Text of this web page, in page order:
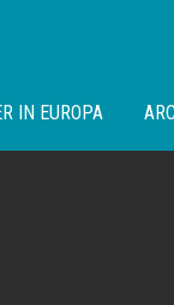
IN EUROPA